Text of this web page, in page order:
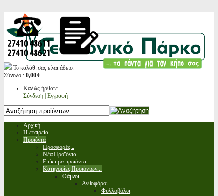
Το καλάθι σας είναι άδειο.
Σύνολο : 0,00 €
Καλώς ήρθατε
Σύνδεση | Εγγραφή
Αρχική
Η εταιρεία
Προϊόντα
Προσφορές...
Νέα Προϊόντα...
Επίκαιρα προϊόντα
Κατηγορίες Προϊόντων...
Θάμνοι
Ανθοφόροι
Φυλλοβόλοι